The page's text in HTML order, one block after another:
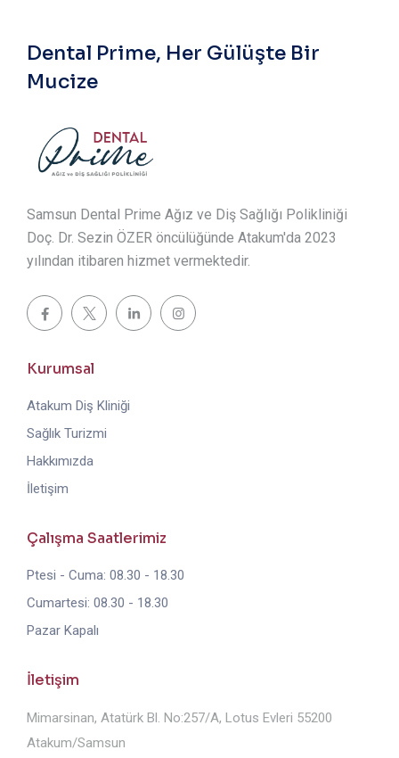
Dental Prime, Her Gülüşte Bir
Mucize
Samsun Dental Prime Ağız ve Diş Sağlığı Polikliniği
Doç. Dr. Sezin ÖZER öncülüğünde Atakum'da 2023
yılından itibaren hizmet vermektedir.
Kurumsal
Atakum Diş Kliniği
Sağlık Turizmi
Hakkımızda
İletişim
Çalışma Saatlerimiz
Ptesi - Cuma: 08.30 - 18.30
Cumartesi: 08.30 - 18.30
Pazar Kapalı
İletişim
Mimarsinan, Atatürk Bl. No:257/A, Lotus Evleri 55200
Atakum/Samsun